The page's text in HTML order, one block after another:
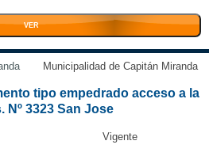
VER
Municipalidad de Capitán Miranda
tipo empedrado acceso a la
Nº 3323 San Jose
Vigente